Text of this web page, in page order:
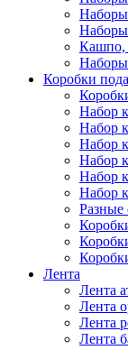
Наборы
Наборы
Кашпо,
Наборы
Коробки
Набор
Набор
Набор
Набор
Набор
Набор
Лента
Лента
Лента
Лента
Лента